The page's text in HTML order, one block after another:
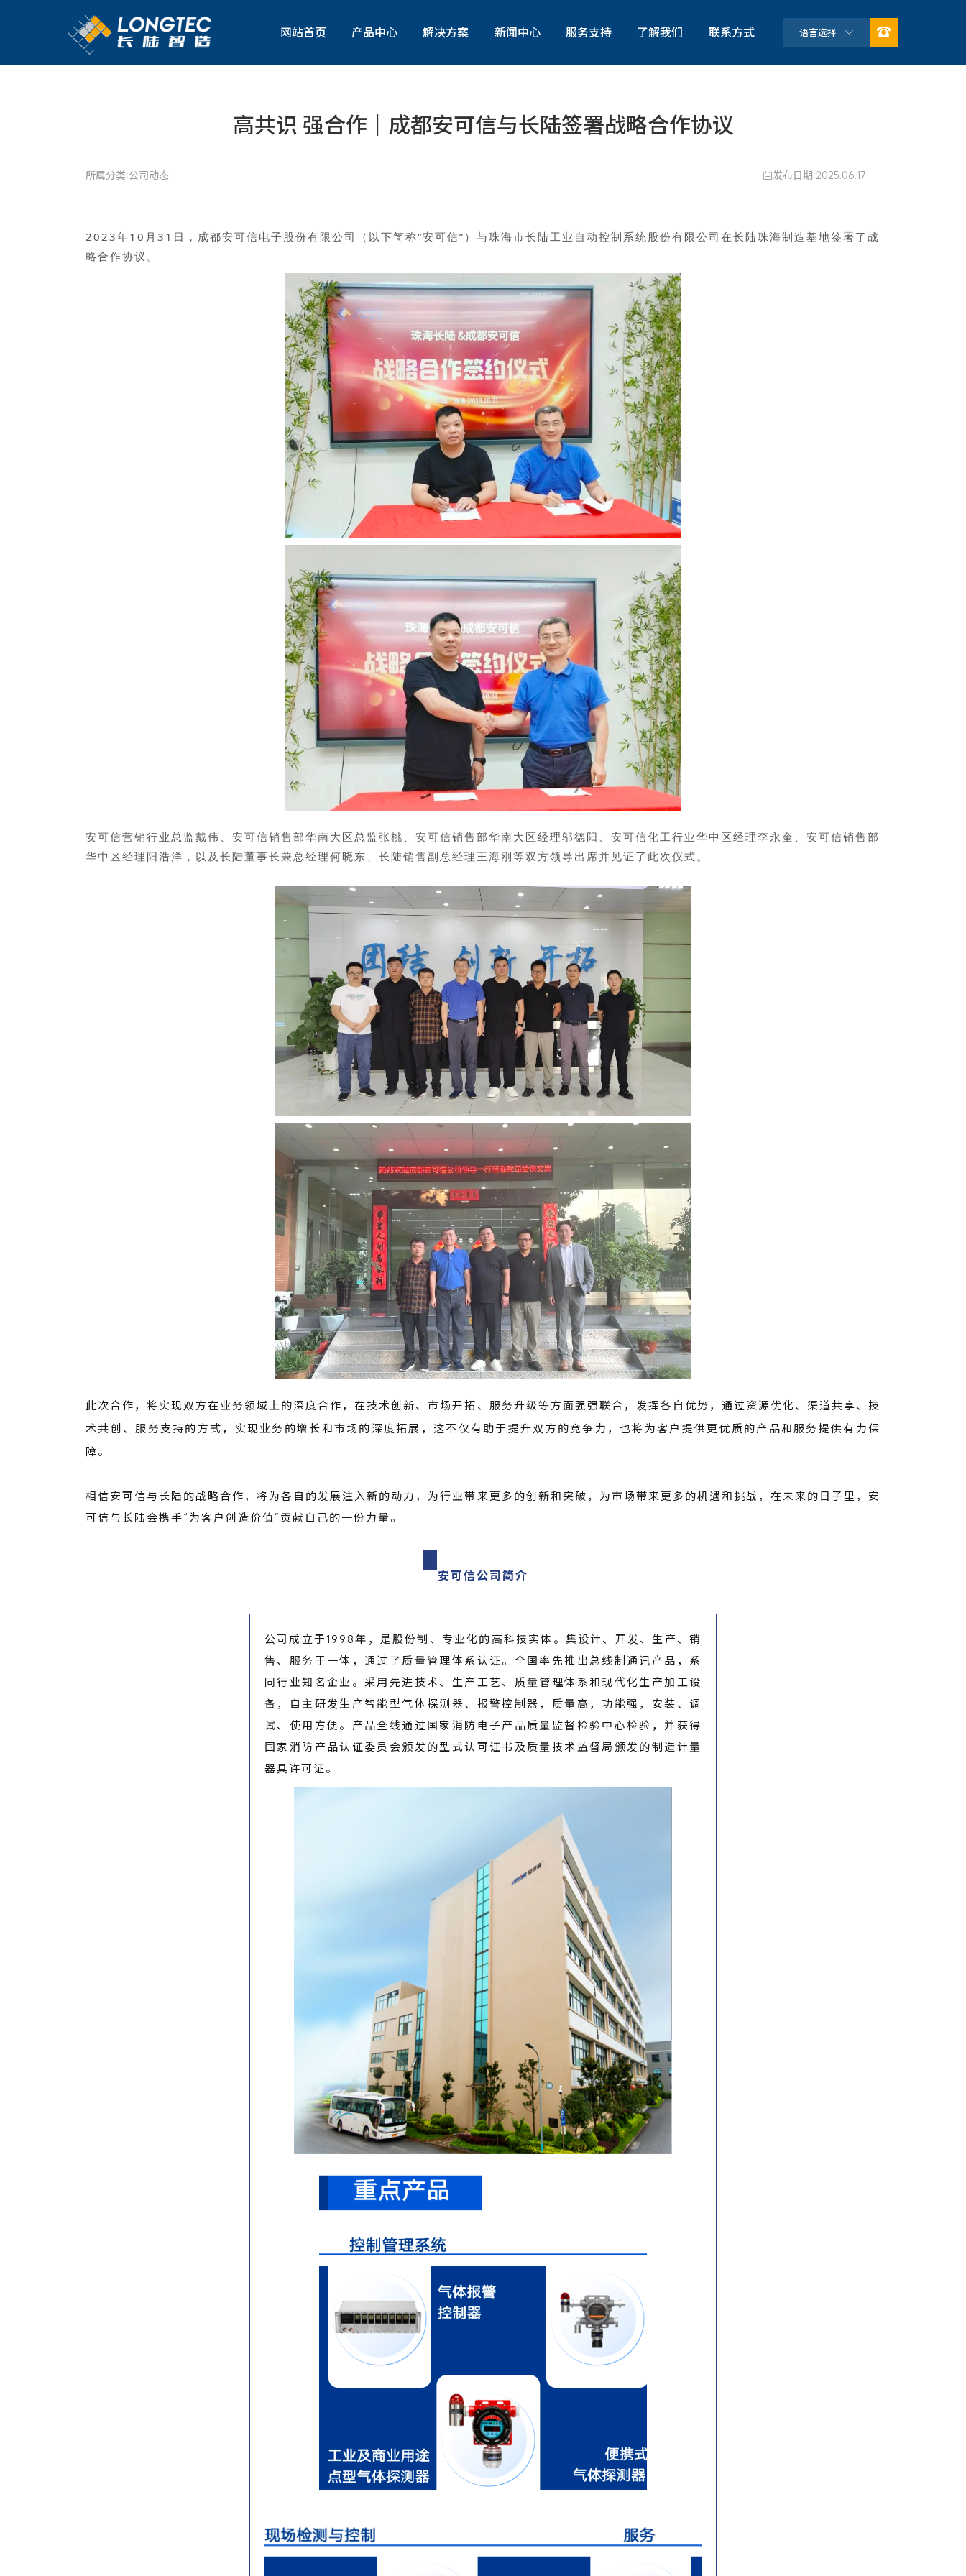
网站首页 产品中心
信息化解决方案
解决方案 新闻中心 服务支持 了解我们
荣誉资质
联系方式 语言选择  
高共识 强合作｜成都安可信与长陆签署战略合作协议
所属分类:公司动态 发布日期:2025.06.17
2023年10月31日，成都安可信电子股份有限公司（以下简称“安可信”）与珠海市长陆工业自动控制系统股份有限公司在长陆珠海制造基地签署了战
略合作协议。
安可信营销行业总监戴伟、安可信销售部华南大区总监张桃、安可信销售部华南大区经理邬德阳、安可信化工行业华中区经理李永奎、安可信销售部
华中区经理阳浩洋，以及长陆董事长兼总经理何晓东、长陆销售副总经理王海刚等双方领导出席并见证了此次仪式。
此次合作，将实现双方在业务领域上的深度合作，在技术创新、市场开拓、服务升级等方面强强联合，发挥各自优势，通过资源优化、渠道共享、技
术共创、服务支持的方式，实现业务的增长和市场的深度拓展，这不仅有助于提升双方的竞争力，也将为客户提供更优质的产品和服务提供有力保
障。
相信安可信与长陆的战略合作，将为各自的发展注入新的动力，为行业带来更多的创新和突破，为市场带来更多的机遇和挑战，在未来的日子里，安
可信与长陆会携手“为客户创造价值”贡献自己的一份力量。
安可信公司简介
公司成立于1998年，是股份制、专业化的高科技实体。集设计、开发、生产、销
售、服务于一体，通过了质量管理体系认证。全国率先推出总线制通讯产品，系
同行业知名企业。采用先进技术、生产工艺、质量管理体系和现代化生产加工设
备，自主研发生产智能型气体探测器、报警控制器，质量高，功能强，安装、调
试、使用方便。产品全线通过国家消防电子产品质量监督检验中心检验，并获得
国家消防产品认证委员会颁发的型式认可证书及质量技术监督局颁发的制造计量
器具许可证。